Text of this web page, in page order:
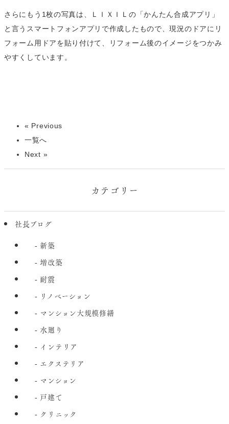
さらにもう1枚の写真は、ＬＩＸＩＬの「かんたん合成アプリ」
と言うスマートフォンアプリで作成したもので、現況のドアにリ
フォーム用ドアを貼り付けて、リフォーム後のイメージをつかみ
やすくしています。
« Previous
一覧へ
Next »
カテゴリー
社長ブログ
新築
増改築
耐震
リノベーション
マンション大規模修繕
水廻り
インテリア
エクステリア
マンション
戸建て
クリニック